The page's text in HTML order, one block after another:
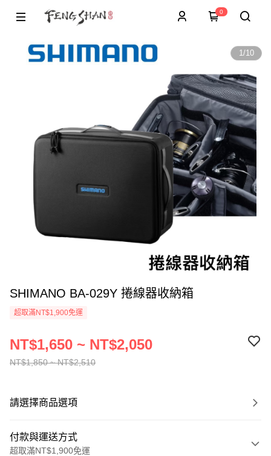
0
1/10
SHIMANO BA-029Y 捲線器收納箱
超取滿NT$1,900免運
NT$1,850 ~ NT$2,510
NT$1,650 ~ NT$2,050
請選擇商品選項
付款與運送方式
超取滿NT$1,900免運